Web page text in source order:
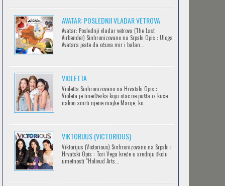
AVANTURE KIDA OPASNOST
Feb 12 2023 |Gledaj »
IPAK SE OKREĆE (GALILEO: EPPUR SI
MUOVE)
Feb 12 2023 |Gledaj »
Feb 12 2023 |
SERVAMP
Feb 12 2023 |Gledaj »
AVATAR: POSLEDNJI VLADAR VETROVA
Avatar: Poslednji vladar vetrova (The Last
Airbender) Sinhronizovano na Srpski Opis : Uloga
Avatara jeste da očuva mir i balan...
VIOLETTA
Violetta Sinhronizovano na Hrvatski Opis :
Violeta je tinedžerka koju otac ne pušta iz kuće
nakon smrti njene majke Marije, ko...
VIKTORIJUS (VICTORIOUS)
Viktorijus (Victorious) Sinhronizovano na Srpski i
Hrvatski Opis : Tori Vega kreće u srednju školu
umetnosti "Holivud Arts...